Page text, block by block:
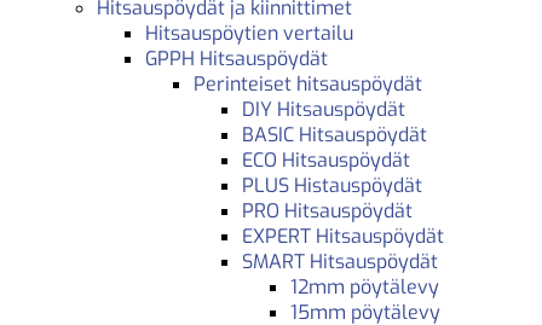
Hitsauspöydät ja kiinnittimet
Hitsauspöytien vertailu
GPPH Hitsauspöydät
Perinteiset hitsauspöydät
DIY Hitsauspöydät
BASIC Hitsauspöydät
ECO Hitsauspöydät
PLUS Histauspöydät
PRO Hitsauspöydät
EXPERT Hitsauspöydät
SMART Hitsauspöydät
12mm pöytälevy
15mm pöytälevy